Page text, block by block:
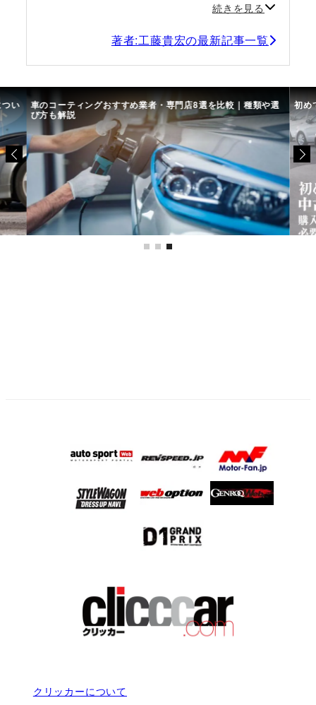
続きを見る
著者:工藤貴宏の最新記事一覧
い 車のコーティングおすすめ業者・専門店8選を比較｜種類や選
び方も解説
初め
クリッカーについて